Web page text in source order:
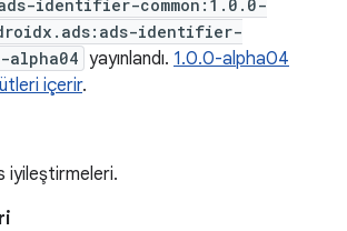
identifier-common:1.0.0-
identifier-
yayınlandı. 1.0.0-alpha04
içerir.
iyileştirmeleri.